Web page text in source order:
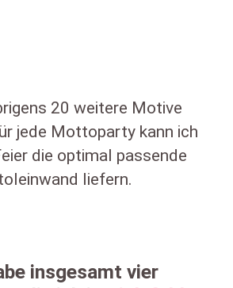
20 weitere Motive
jede Mottoparty kann ich
die optimal passende
liefern.
insgesamt vier